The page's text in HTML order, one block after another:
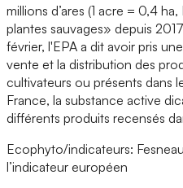
millions d’ares (1 acre = 0,4
plantes sauvages» depuis
février, l'EPA a dit avoir pris
vente et la distribution des
cultivateurs ou présents dans
France, la substance active
différents produits recensés
Ecophyto/indicateurs:
l’indicateur européen